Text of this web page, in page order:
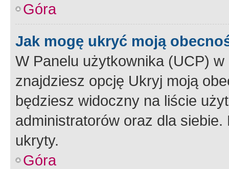
Góra
Jak mogę ukryć moją
W Panelu użytkownika (UCP) w
znajdziesz opcję Ukryj moją
będziesz widoczny na liście
administratorów oraz dla
ukryty.
Góra